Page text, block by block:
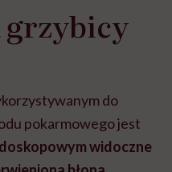
grzybicy
do
pokarmowego jest
widoczne